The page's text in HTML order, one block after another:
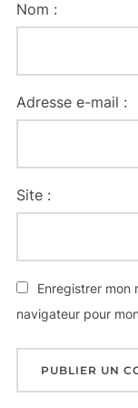
Nom :
Adresse e-mail :
Site :
Enregistrer mon
navigateur pour